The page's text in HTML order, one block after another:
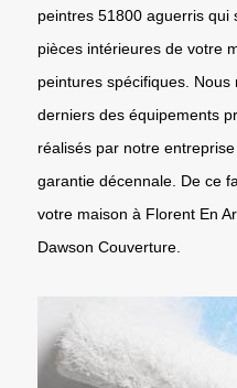
peintres 51800 aguerris qui
pièces intérieures de votre
peintures spécifiques.
derniers des équipements
réalisés par notre
garantie décennale. De ce
votre maison à Florent En
Dawson Couverture.